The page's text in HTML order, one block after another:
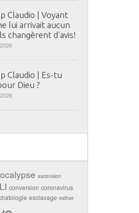
Claudio | Voyant
lui arrivait aucun
changèrent d’avis!
Claudio | Es-tu
Dieu ?
ascension
conversion coronavirus
esclavage esther